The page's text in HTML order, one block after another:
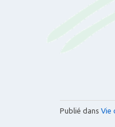
Publié dans Vie